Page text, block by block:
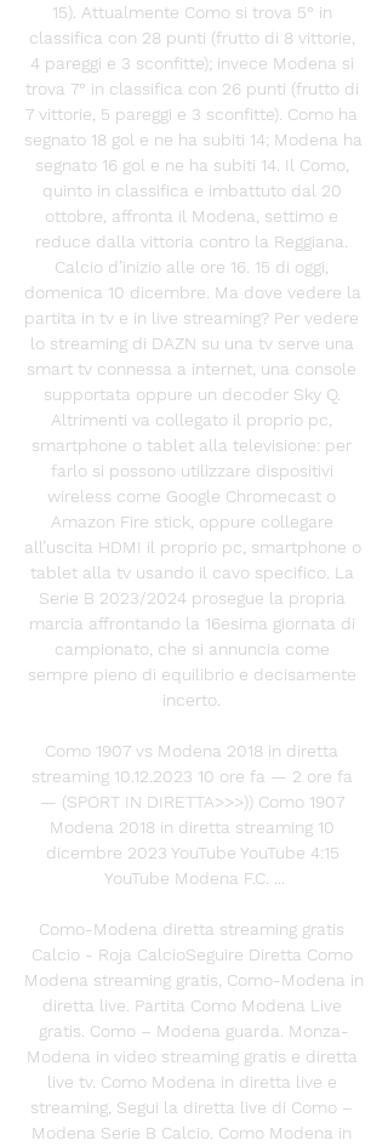
15). Attualmente Como si trova 5° in
classifica con 28 punti (frutto di 8 vittorie,
4 pareggi e 3 sconfitte); invece Modena si
trova 7° in classifica con 26 punti (frutto di
7 vittorie, 5 pareggi e 3 sconfitte). Como ha
segnato 18 gol e ne ha subiti 14; Modena ha
segnato 16 gol e ne ha subiti 14. Il Como,
quinto in classifica e imbattuto dal 20
ottobre, affronta il Modena, settimo e
reduce dalla vittoria contro la Reggiana.
Calcio d’inizio alle ore 16. 15 di oggi,
domenica 10 dicembre. Ma dove vedere la
partita in tv e in live streaming? Per vedere
lo streaming di DAZN su una tv serve una
smart tv connessa a internet, una console
supportata oppure un decoder Sky Q.
Altrimenti va collegato il proprio pc,
smartphone o tablet alla televisione: per
farlo si possono utilizzare dispositivi
wireless come Google Chromecast o
Amazon Fire stick, oppure collegare
all’uscita HDMI il proprio pc, smartphone o
tablet alla tv usando il cavo specifico. La
Serie B 2023/2024 prosegue la propria
marcia affrontando la 16esima giornata di
campionato, che si annuncia come
sempre pieno di equilibrio e decisamente
incerto.
Como 1907 vs Modena 2018 in diretta
streaming 10.12.2023 10 ore fa — 2 ore fa
— (SPORT IN DIRETTA>>>)) Como 1907
Modena 2018 in diretta streaming 10
dicembre 2023 YouTube YouTube 4:15
YouTube Modena F.C. ...
Como-Modena diretta streaming gratis
Calcio - Roja CalcioSeguire Diretta Como
Modena streaming gratis, Como-Modena in
diretta live. Partita Como Modena Live
gratis. Como – Modena guarda. Monza-
Modena in video streaming gratis e diretta
live tv. Como Modena in diretta live e
streaming, Segui la diretta live di Como –
Modena Serie B Calcio. Como Modena in